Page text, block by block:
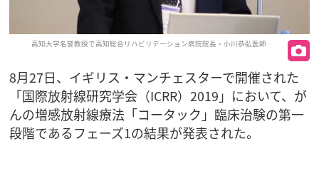
高知大学名誉教授で高知総合リハビリテーション病院院長・小川恭弘医師
8月27日、イギリス・マンチェスターで開催された
「国際放射線研究学会（ICRR）2019」において、が
んの増感放射線療法「コータック」臨床治験の第一
段階であるフェーズ1の結果が発表された。